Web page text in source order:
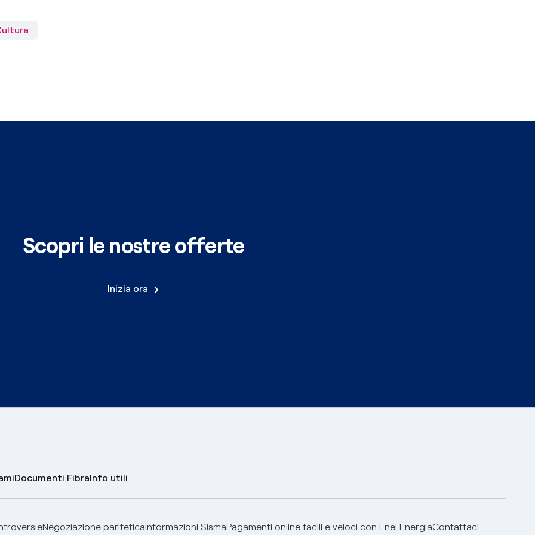
Scopri le nostre offerte
Inizia ora
Documenti FibraInfo utili
Negoziazione pariteticaInformazioni SismaPagamenti online facili e veloci con Enel EnergiaContattaci